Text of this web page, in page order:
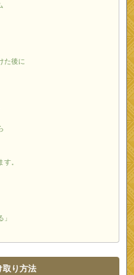
た後に
。
取り方法